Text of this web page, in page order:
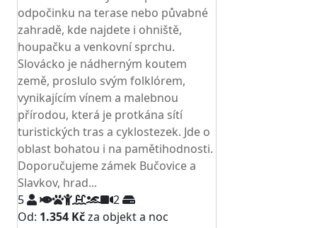
odpočinku na terase nebo půvabné
zahradě, kde najdete i ohniště,
houpačku a venkovní sprchu.
Slovácko je nádherným koutem
země, proslulo svým folklórem,
vynikajícím vínem a malebnou
přírodou, která je protkána sítí
turistických tras a cyklostezek. Jde o
oblast bohatou i na pamětihodnosti.
Doporučujeme zámek Bučovice a
Slavkov, hrad...
5
2
Od: 1.354 Kčza objekt a noc